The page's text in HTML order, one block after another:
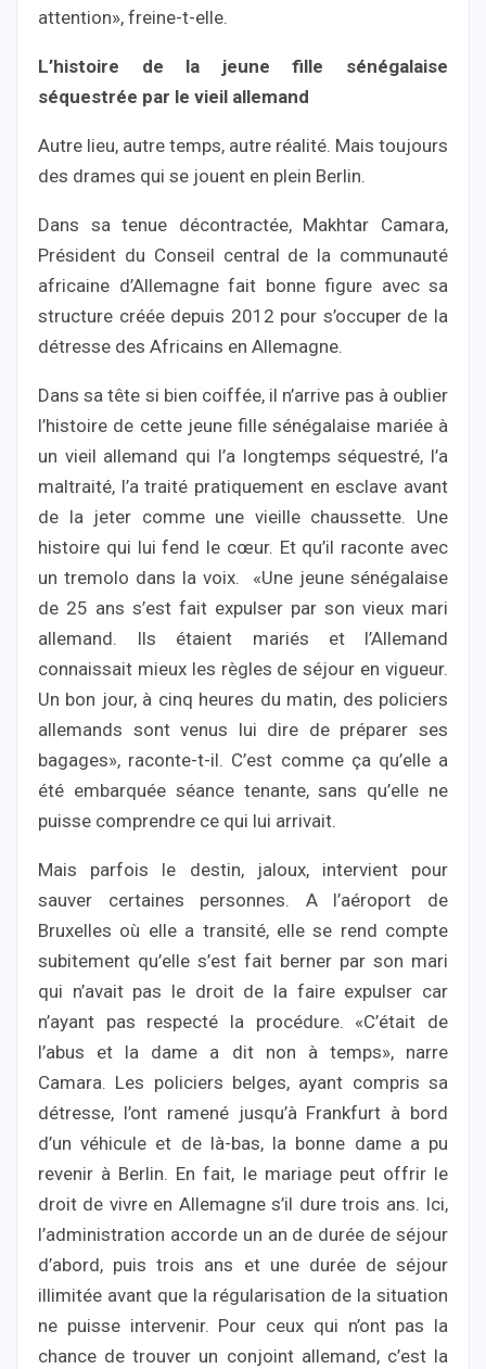
attention», freine-t-elle.
L’histoire de la jeune fille sénégalaise
séquestrée par le vieil allemand
Autre lieu, autre temps, autre réalité. Mais toujours
des drames qui se jouent en plein Berlin.
Dans sa tenue décontractée, Makhtar Camara,
Président du Conseil central de la communauté
africaine d’Allemagne fait bonne figure avec sa
structure créée depuis 2012 pour s’occuper de la
détresse des Africains en Allemagne.
Dans sa tête si bien coiffée, il n’arrive pas à oublier
l’histoire de cette jeune fille sénégalaise mariée à
un vieil allemand qui l’a longtemps séquestré, l’a
maltraité, l’a traité pratiquement en esclave avant
de la jeter comme une vieille chaussette. Une
histoire qui lui fend le cœur. Et qu’il raconte avec
un tremolo dans la voix. «Une jeune sénégalaise
de 25 ans s’est fait expulser par son vieux mari
allemand. Ils étaient mariés et l’Allemand
connaissait mieux les règles de séjour en vigueur.
Un bon jour, à cinq heures du matin, des policiers
allemands sont venus lui dire de préparer ses
bagages», raconte-t-il. C’est comme ça qu’elle a
été embarquée séance tenante, sans qu’elle ne
puisse comprendre ce qui lui arrivait.
Mais parfois le destin, jaloux, intervient pour
sauver certaines personnes. A l’aéroport de
Bruxelles où elle a transité, elle se rend compte
subitement qu’elle s’est fait berner par son mari
qui n’avait pas le droit de la faire expulser car
n’ayant pas respecté la procédure. «C’était de
l’abus et la dame a dit non à temps», narre
Camara. Les policiers belges, ayant compris sa
détresse, l’ont ramené jusqu’à Frankfurt à bord
d’un véhicule et de là-bas, la bonne dame a pu
revenir à Berlin. En fait, le mariage peut offrir le
droit de vivre en Allemagne s’il dure trois ans. Ici,
l’administration accorde un an de durée de séjour
d’abord, puis trois ans et une durée de séjour
illimitée avant que la régularisation de la situation
ne puisse intervenir. Pour ceux qui n’ont pas la
chance de trouver un conjoint allemand, c’est la